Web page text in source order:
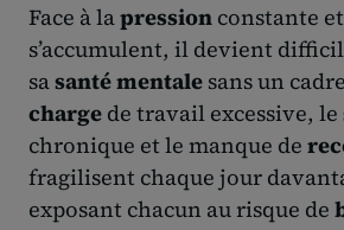
Face à lapression constante
s’accumulent, il devient
sasanté mentale sans un
charge de travail excessive, le
chronique et le manque de
fragilisent chaque jour
exposant chacun au risque de